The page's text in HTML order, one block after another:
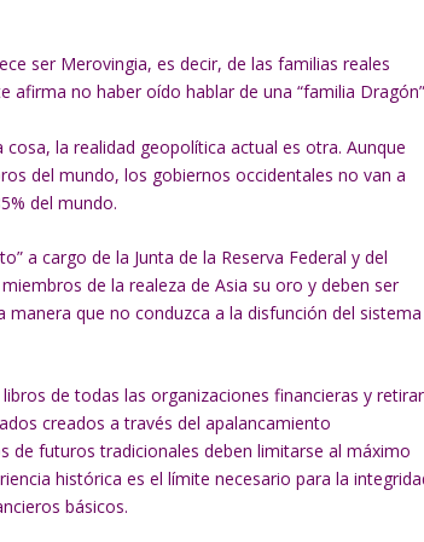
ser Merovingia, es decir, de las familias reales
afirma no haber oído hablar de una “familia Dragón”
la realidad geopolítica actual es otra. Aunque
del mundo, los gobiernos occidentales no van a
del mundo.
a cargo de la Junta de la Reserva Federal y del
de la realeza de Asia su oro y deben ser
que no conduzca a la disfunción del sistema
de todas las organizaciones financieras y retirar
creados a través del apalancamiento
futuros tradicionales deben limitarse al máximo
histórica es el límite necesario para la
básicos.